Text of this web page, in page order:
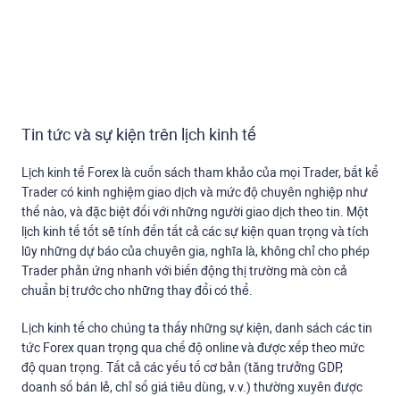
Tin tức và sự kiện trên lịch kinh tế
Lịch kinh tế Forex là cuốn sách tham khảo của mọi Trader, bất kể
Trader có kinh nghiệm giao dịch và mức độ chuyên nghiệp như
thế nào, và đặc biệt đối với những người giao dịch theo tin. Một
lịch kinh tế tốt sẽ tính đến tất cả các sự kiện quan trọng và tích
lũy những dự báo của chuyên gia, nghĩa là, không chỉ cho phép
Trader phản ứng nhanh với biến động thị trường mà còn cả
chuẩn bị trước cho những thay đổi có thể.
Lịch kinh tế cho chúng ta thấy những sự kiện, danh sách các tin
tức Forex quan trọng qua chế độ online và được xếp theo mức
độ quan trọng. Tất cả các yếu tố cơ bản (tăng trưởng GDP,
doanh số bán lẻ, chỉ số giá tiêu dùng, v.v.) thường xuyên được